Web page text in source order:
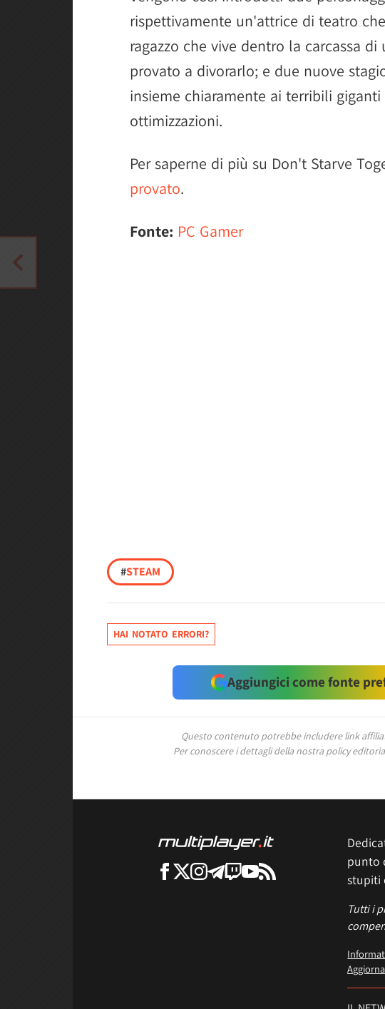
rispettivamente un'attrice di teatro
ragazzo che vive dentro la carcassa
provato a divorarlo; e due nuove
insieme chiaramente ai terribili
ottimizzazioni.
Per saperne di più su Don't Starve
provato.
Fonte: PC Gamer
#STEAM
HAI NOTATO ERRORI?
Aggiungici come fonte
Questo contenuto potrebbe includere link
Per conoscere i dettagli della nostra policy
punto
stupiti
Tutti i